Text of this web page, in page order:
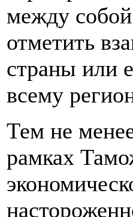
между
отметить
страны или
всему
Тем не
рамках